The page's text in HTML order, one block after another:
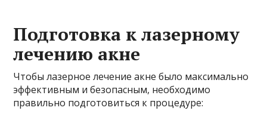
Подготовка к лазерному
лечению акне
Чтобы лазерное лечение акне было максимально
эффективным и безопасным, необходимо
правильно подготовиться к процедуре: